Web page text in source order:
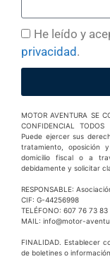
He leído y
privacidad .
MOTOR AVENTURA SE
CONFIDENCIAL TODOS
Puede ejercer sus
tratamiento, oposición
domicilio fiscal o a
debidamente y solicitar
RESPONSABLE:
CIF: G-44256998
TELÉFONO: 607 76 73 83
MAIL: info@motor-
FINALIDAD. Establecer
de boletines o